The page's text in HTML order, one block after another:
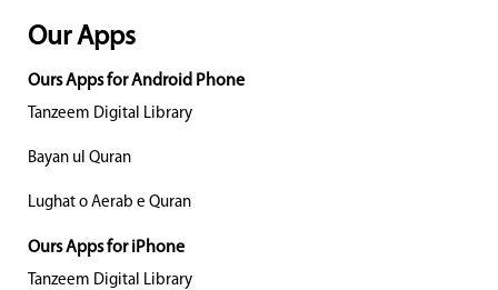
Our Apps
Ours Apps for Android Phone
Tanzeem Digital Library
Bayan ul Quran
Lughat o Aerab e Quran
Ours Apps for iPhone
Tanzeem Digital Library